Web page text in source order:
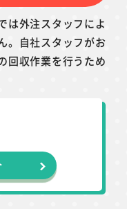
は外注スタッフによ
。自社スタッフがお
回収作業を行うため